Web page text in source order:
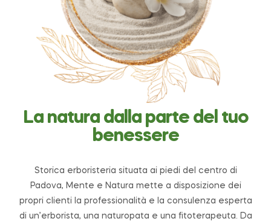
La natura dalla parte del tuo
benessere
Storica erboristeria situata ai piedi del centro di
Padova, Mente e Natura mette a disposizione dei
propri clienti la professionalità e la consulenza esperta
di un’erborista, una naturopata e una fitoterapeuta. Da